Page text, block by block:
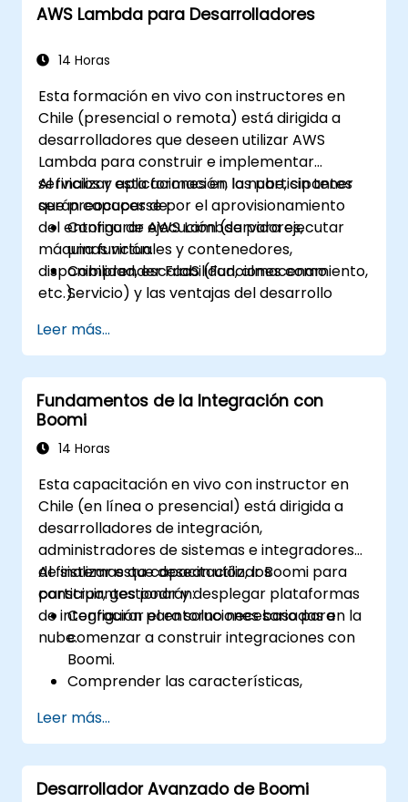
AWS Lambda para Desarrolladores
14 Horas
Esta formación en vivo con instructores en
Chile (presencial o remota) está dirigida a
desarrolladores que deseen utilizar AWS
Lambda para construir e implementar
servicios y aplicaciones en la nube, sin tener
que preocuparse por el aprovisionamiento
del entorno de ejecución (servidores,
máquinas virtuales y contenedores,
disponibilidad, escalabilidad, almacenamiento,
etc.).
Al finalizar esta formación, los participantes
serán capaces de:
Configurar AWS Lambda para ejecutar
una función.
Comprender FaaS (Funciones como
Servicio) y las ventajas del desarrollo
Construir, subir y ejecutar funciones de
AWS Lambda.
Integrar funciones de Lambda con
diferentes fuentes de eventos.
Empaquetar, implementar, monitorear y
solucionar problemas de aplicaciones
Leer más...
Fundamentos de la Integración con
Boomi
14 Horas
Esta capacitación en vivo con instructor en
Chile (en línea o presencial) está dirigida a
desarrolladores de integración,
administradores de sistemas e integradores
de sistemas que desean utilizar Boomi para
construir, gestionar y desplegar plataformas
de integración para soluciones basadas en la
nube.
Al finalizar esta capacitación, los
participantes podrán:
Configurar el entorno necesario para
comenzar a construir integraciones con
Boomi.
Comprender las características,
AtomSphere.
Aprender a diseñar, construir y desplegar
procesos de integración con Boomi.
Utilizar los paneles y opciones de
Leer más...
Desarrollador Avanzado de Boomi